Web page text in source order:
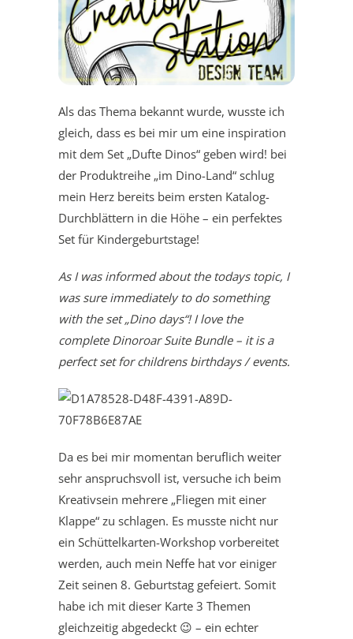
Als das Thema bekannt wurde, wusste ich
gleich, dass es bei mir um eine inspiration
mit dem Set „Dufte Dinos“ geben wird! bei
der Produktreihe „im Dino-Land“ schlug
mein Herz bereits beim ersten Katalog-
Durchblättern in die Höhe – ein perfektes
Set für Kindergeburtstage!
As I was informed about the todays topic, I
was sure immediately to do something
with the set „Dino days“! I love the
complete Dinoroar Suite Bundle – it is a
perfect set for childrens birthdays / events.
Da es bei mir momentan beruflich weiter
sehr anspruchsvoll ist, versuche ich beim
Kreativsein mehrere „Fliegen mit einer
Klappe“ zu schlagen. Es musste nicht nur
ein Schüttelkarten-Workshop vorbereitet
werden, auch mein Neffe hat vor einiger
Zeit seinen 8. Geburtstag gefeiert. Somit
habe ich mit dieser Karte 3 Themen
gleichzeitig abgedeckt 😉 – ein echter